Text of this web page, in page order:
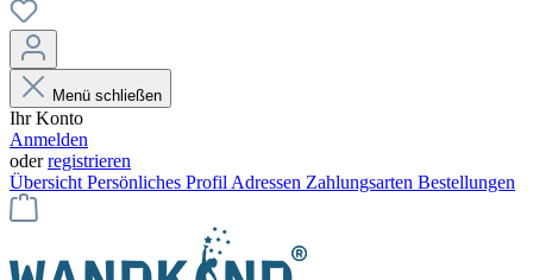
Menü schließen
Ihr Konto
Anmelden
oderregistrieren
Übersicht Persönliches Profil Adressen Zahlungsarten Bestellungen